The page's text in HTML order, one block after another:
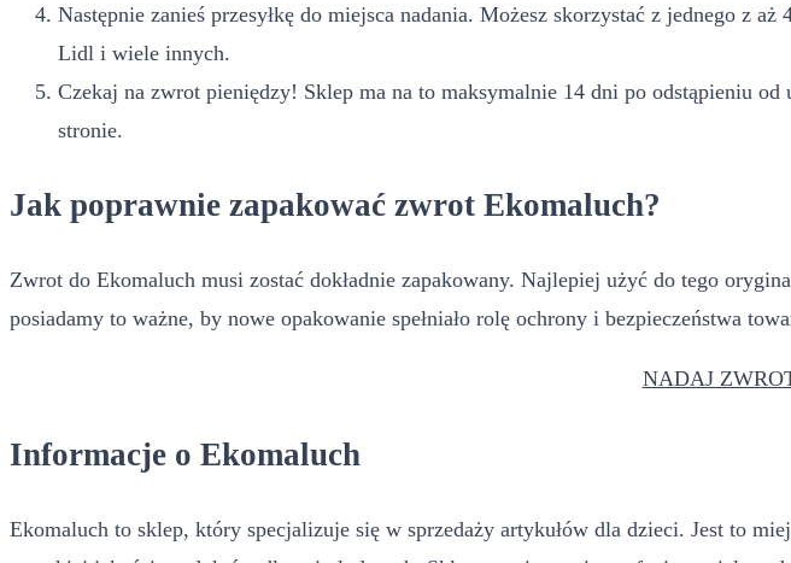
Następnie zanieś przesyłkę do miejsca nadania. Możesz skorzystać z jednego z
Lidl i wiele innych.
Czekaj na zwrot pieniędzy! Sklep ma na to maksymalnie 14 dni po odstąpieniu
stronie.
Jak poprawnie zapakować zwrot Ekomaluch?
Zwrot do Ekomaluch musi zostać dokładnie zapakowany. Najlepiej użyć do tego
posiadamy to ważne, by nowe opakowanie spełniało rolę ochrony i bezpieczeństwa
NADAJ
Informacje o Ekomaluch
Ekomaluch to sklep, który specjalizuje się w sprzedaży artykułów dla dzieci. Jest to